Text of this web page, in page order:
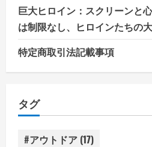
巨大ヒロイン：スクリーンと
は制限なし、ヒロインたちの大
特定商取引法記載事項
タグ
#アウトドア (17)